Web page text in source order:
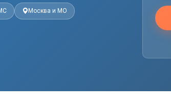
Москва и МО